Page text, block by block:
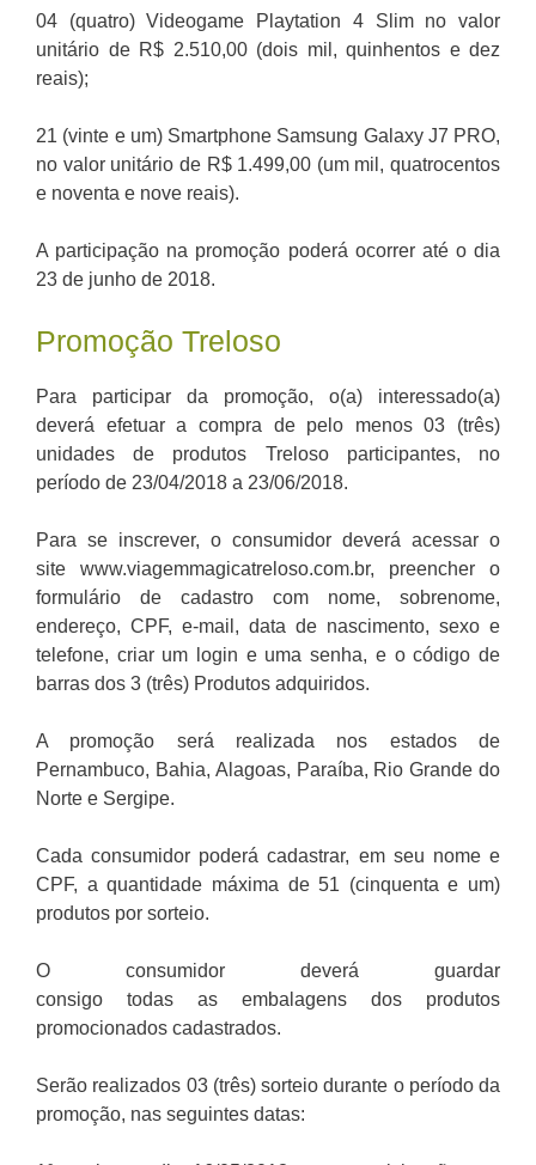
04 (quatro) Videogame Playtation 4 Slim no valor
unitário de R$ 2.510,00 (dois mil, quinhentos e dez
reais);
21 (vinte e um) Smartphone Samsung Galaxy J7 PRO,
no valor unitário de R$ 1.499,00 (um mil, quatrocentos
e noventa e nove reais).
A participação na promoção poderá ocorrer até o dia
23 de junho de 2018.
Promoção Treloso
Para participar da promoção, o(a) interessado(a)
deverá efetuar a compra de pelo menos 03 (três)
unidades de produtos Treloso participantes, no
período de 23/04/2018 a 23/06/2018.
Para se inscrever, o consumidor deverá acessar o
site www.viagemmagicatreloso.com.br, preencher o
formulário de cadastro com nome, sobrenome,
endereço, CPF, e-mail, data de nascimento, sexo e
telefone, criar um login e uma senha, e o código de
barras dos 3 (três) Produtos adquiridos.
A promoção será realizada nos estados de
Pernambuco, Bahia, Alagoas, Paraíba, Rio Grande do
Norte e Sergipe.
Cada consumidor poderá cadastrar, em seu nome e
CPF, a quantidade máxima de 51 (cinquenta e um)
produtos por sorteio.
O consumidor deverá guardar
consigo todas as embalagens dos produtos
promocionados cadastrados.
Serão realizados 03 (três) sorteio durante o período da
promoção, nas seguintes datas: